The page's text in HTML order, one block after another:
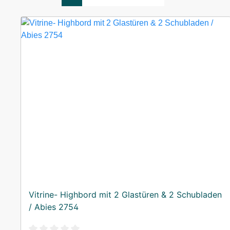
Vitrine- Highbord mit 2 Glastüren & 2 Schubladen
/ Abies 2754